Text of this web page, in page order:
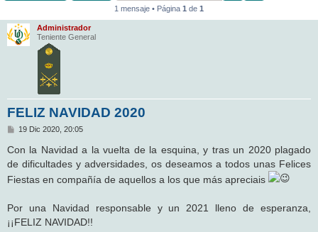
r
1 mensaje • Página 1 de 1
Administrador
Teniente General
FELIZ NAVIDAD 2020
M
n
s
a
j
e
19 Dic 2020, 20:05
Con la Navidad a la vuelta de la esquina, y tras un 2020 plagado
de dificultades y adversidades, os deseamos a todos unas Felices
Fiestas en compañía de aquellos a los que más apreciais
Por una Navidad responsable y un 2021 lleno de esperanza,
¡¡FELIZ NAVIDAD!!